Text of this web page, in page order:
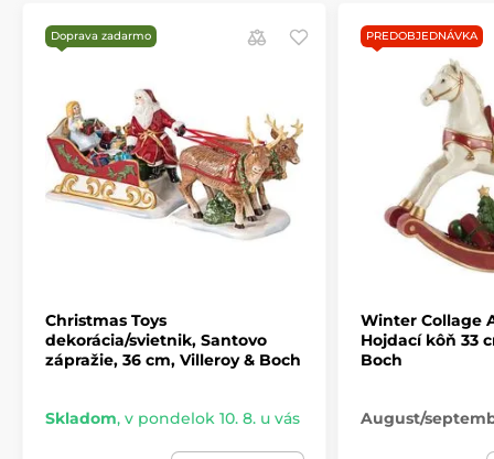
Doprava zadarmo
Christmas Toys
dekorácia/svietnik, Santovo
zápražie, 36 cm, Villeroy & Boch
Skladom, v pondelok 10. 8. u vás
PREDOBJEDNÁVKA
Winter Collage
Hojdací kôň 33
Boch
August/